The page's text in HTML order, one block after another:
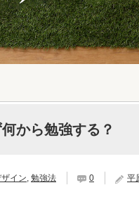
から勉強する？
イン, 勉強法 0 平